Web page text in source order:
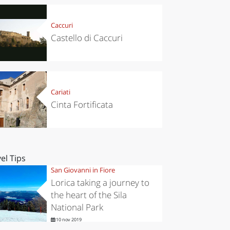
Caccuri
Castello di Caccuri
Cariati
Cinta Fortificata
Tips
San Giovanni in Fiore
Lorica taking a journey to
the heart of the Sila
National Park
10 nov 2019